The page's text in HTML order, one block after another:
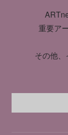
重要ア
その他、